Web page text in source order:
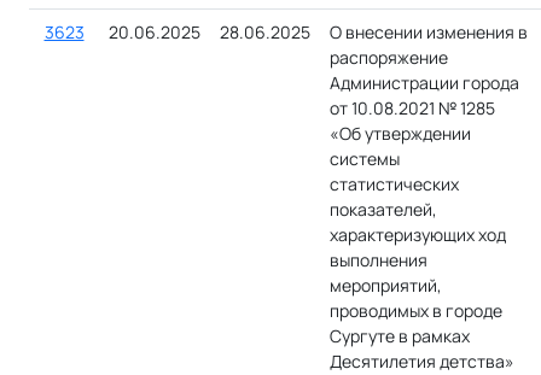
3623
20.06.2025 28.06.2025
О внесении изменения в
распоряжение
Администрации города
от 10.08.2021 № 1285
«Об утверждении
системы
статистических
показателей,
характеризующих ход
выполнения
мероприятий,
проводимых в городе
Сургуте в рамках
Десятилетия детства»